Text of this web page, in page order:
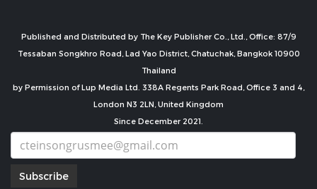
Published and Distributed by The Key Publisher Co., Ltd., Office: 87/9
Tessaban Songkhro Road, Lad Yao District, Chatuchak, Bangkok 10900
Thailand
by Permission of Lup Media Ltd. 338A Regents Park Road, Office 3 and 4,
London N3 2LN, United Kingdom
Since December 2021.
Subscribe